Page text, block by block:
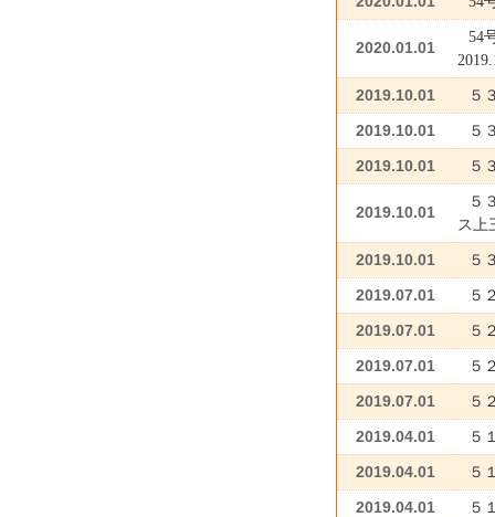
2020.01.01
54
2019.10.01 ５
2019.10.01 ５
2019.10.01 ５
2019.10.01
５
ス上
2019.10.01 ５
2019.07.01 ５
2019.07.01 ５
2019.07.01 ５
2019.07.01 ５
2019.04.01 ５
2019.04.01 ５
2019.04.01 ５